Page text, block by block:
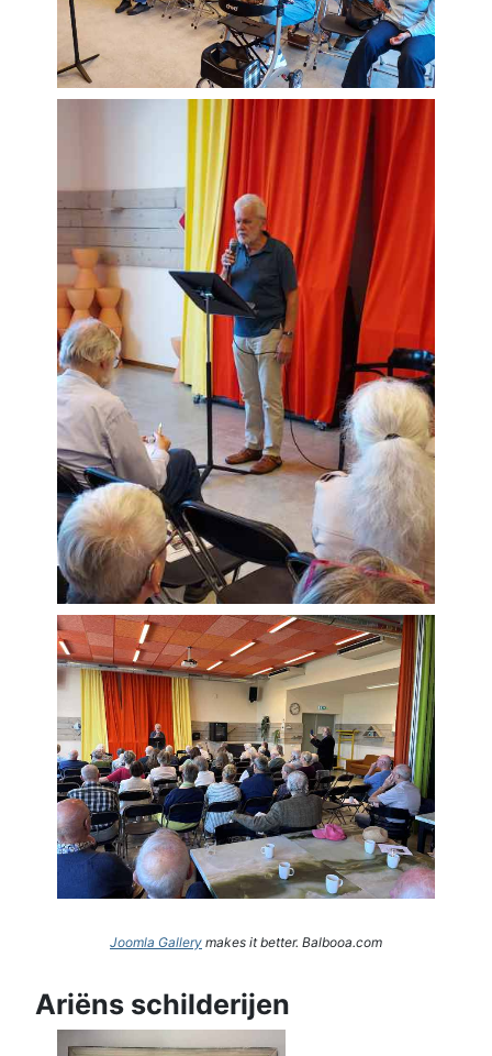
Joomla Gallery makes it better. Balbooa.com
Ariëns schilderijen